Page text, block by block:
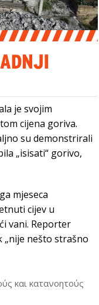
je svojim
cijena goriva.
su demonstrirali
„isisati“ gorivo,
mjeseca
cijev u
vani. Reporter
„nije nešto strašno
και κατανοητούς